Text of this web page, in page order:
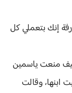
إنك بتعملي كل
منعت ياسمين
وقالت